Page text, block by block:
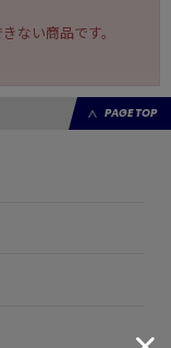
ない商品です。
PAGE TOP